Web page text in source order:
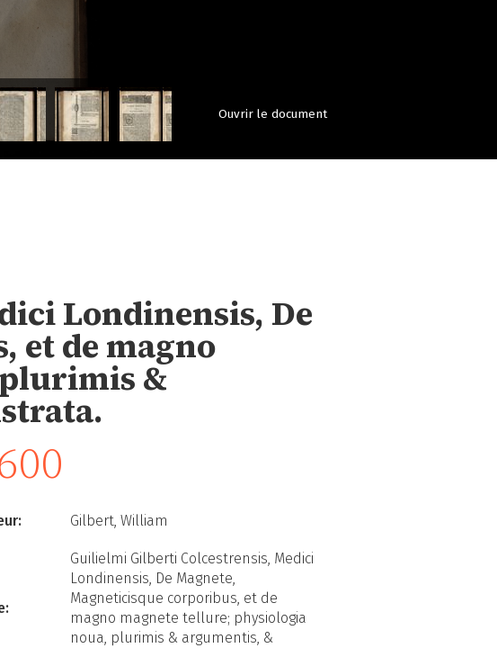
Ouvrir le document
Londinensis, De
et de magno
&
Gilbert, William
Guilielmi Gilberti Colcestrensis, Medici
Londinensis, De Magnete,
Magneticisque corporibus, et de
magno magnete tellure; physiologia
noua, plurimis & argumentis, &